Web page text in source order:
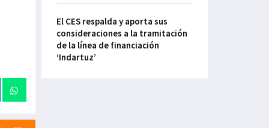
El CES respalda y aporta sus
consideraciones a la tramitación
de la línea de financiación
‘Indartuz’